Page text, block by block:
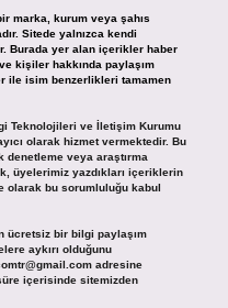
marka, kurum veya şahıs
Sitede yalnızca kendi
Burada yer alan içerikler haber
kişiler hakkında paylaşım
ile isim benzerlikleri tamamen
Teknolojileri ve İletişim Kurumu
olarak hizmet vermektedir. Bu
veya araştırma
üyelerimiz yazdıkları içeriklerin
olarak bu sorumluluğu kabul
ücretsiz bir bilgi paylaşım
aykırı olduğunu
adresine
içerisinde sitemizden